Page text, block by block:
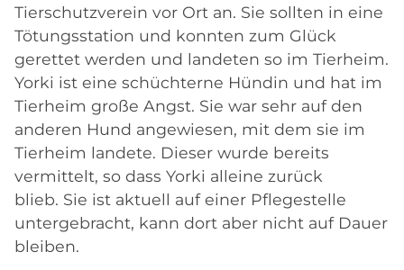
Tierschutzverein vor Ort an. Sie sollten in eine
Tötungsstation und konnten zum Glück
gerettet werden und landeten so im Tierheim.
Yorki ist eine schüchterne Hündin und hat im
Tierheim große Angst. Sie war sehr auf den
anderen Hund angewiesen, mit dem sie im
Tierheim landete. Dieser wurde bereits
vermittelt, so dass Yorki alleine zurück
blieb. Sie ist aktuell auf einer Pflegestelle
untergebracht, kann dort aber nicht auf Dauer
bleiben.